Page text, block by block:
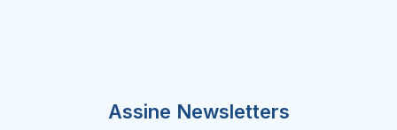
Assine Newsletters